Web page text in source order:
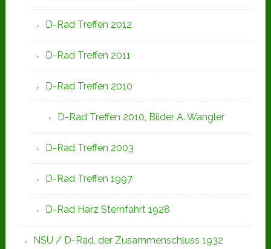
D-Rad Treffen 2012
D-Rad Treffen 2011
D-Rad Treffen 2010
D-Rad Treffen 2010, Bilder A. Wangler
D-Rad Treffen 2003
D-Rad Treffen 1997
D-Rad Harz Sternfahrt 1928
NSU / D-Rad, der Zusammenschluss 1932